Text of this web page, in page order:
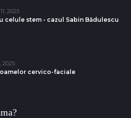
2025
celule stem - cazul Sabin Bǎdulescu
2025
cervico-faciale